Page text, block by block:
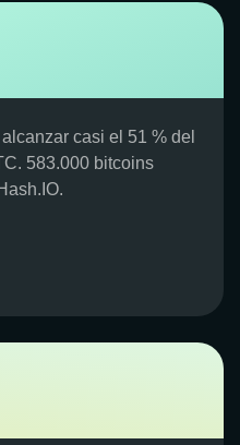
casi el 51 % del
583.000 bitcoins